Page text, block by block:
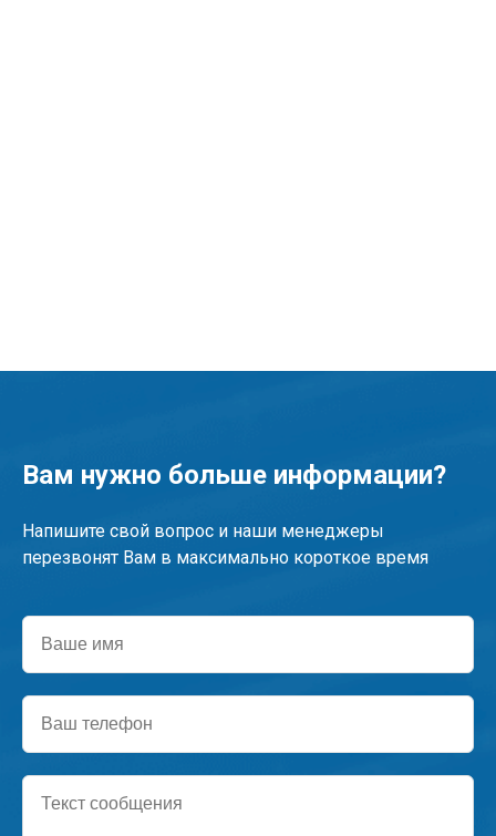
Вам нужно больше информации?
Напишите свой вопрос и наши менеджеры
перезвонят Вам в максимально короткое время
имя
телефон
сообщения